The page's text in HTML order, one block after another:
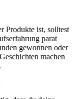
Produkte ist, solltest
parat
gewonnen oder
machen